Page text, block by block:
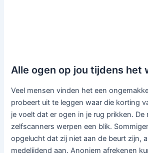
Alle ogen op jou tijdens het
Veel mensen vinden het een
probeert uit te leggen waar die korting
je voelt dat er ogen in je rug prikken. De
zelfscanners werpen een blik.
opgelucht dat zij niet aan de beurt zijn,
medelijdend aan. Anoniem afrekenen